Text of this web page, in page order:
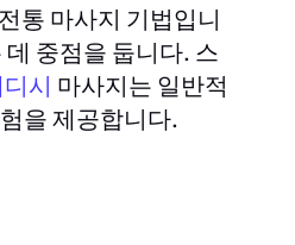
통 마사지 기법입니
중점을 둡니다. 스
시 마사지는 일반적
을 제공합니다.